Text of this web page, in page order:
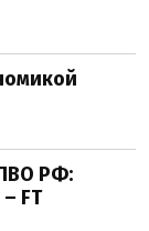
РФ:
FT